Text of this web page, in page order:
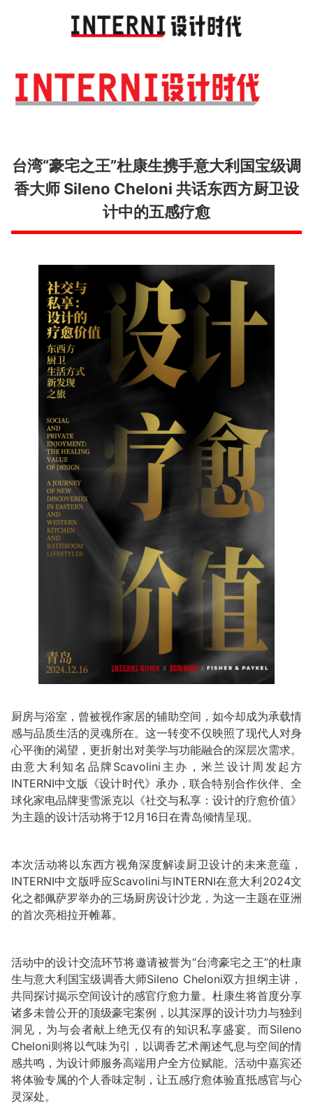
台湾“豪宅之王”杜康生携手意大利国宝级调
香大师 Sileno Cheloni 共话东西方厨卫设
计中的五感疗愈
厨房与浴室，曾被视作家居的辅助空间，如今却成为承载情
感与品质生活的灵魂所在。这一转变不仅映照了现代人对身
心平衡的渴望，更折射出对美学与功能融合的深层次需求。
由意大利知名品牌Scavolini主办，米兰设计周发起方
INTERNI中文版《设计时代》承办，联合特别合作伙伴、全
球化家电品牌斐雪派克以《社交与私享：设计的疗愈价值》
为主题的设计活动将于12月16日在青岛倾情呈现。
本次活动将以东西方视角深度解读厨卫设计的未来意蕴，
INTERNI中文版呼应Scavolini与INTERNI在意大利2024文
化之都佩萨罗举办的三场厨房设计沙龙，为这一主题在亚洲
的首次亮相拉开帷幕。
活动中的设计交流环节将邀请被誉为“台湾豪宅之王”的杜康
生与意大利国宝级调香大师Sileno Cheloni双方担纲主讲，
共同探讨揭示空间设计的感官疗愈力量。杜康生将首度分享
诸多未曾公开的顶级豪宅案例，以其深厚的设计功力与独到
洞见，为与会者献上绝无仅有的知识私享盛宴。而Sileno
Cheloni则将以气味为引，以调香艺术阐述气息与空间的情
感共鸣，为设计师服务高端用户全方位赋能。活动中嘉宾还
将体验专属的个人香味定制，让五感疗愈体验直抵感官与心
灵深处。